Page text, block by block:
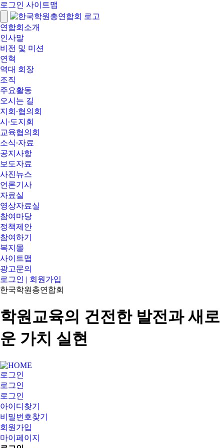
로그인 사이트맵
연합회소개
인사말
비전 및 미션
연혁
역대 회장
조직
주요활동
오시는 길
지회∙협의회
시∙도지회
교육협의회
소식∙자료
공지사항
보도자료
사진뉴스
언론기사
자료실
영상자료실
참여마당
정책제안
참여하기
복지몰
사이트맵
광고문의
로그인 | 회원가입
한국학원총연합회
학원교육의 건전한 발전과 새로
운 가치 실현
로그인
로그인
로그인
아이디찾기
비밀번호찾기
회원가입
마이페이지